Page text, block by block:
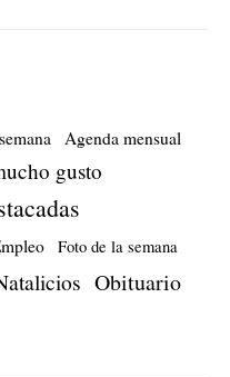
Agenda mensual
gusto
Foto de la semana
Obituario